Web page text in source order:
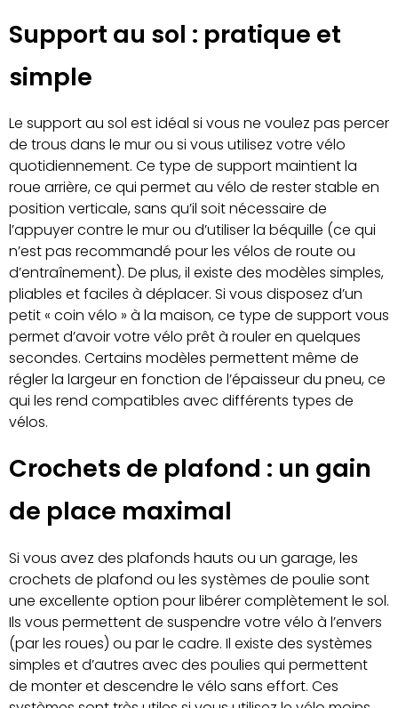
Support au sol : pratique et
simple
Le support au sol est idéal si vous ne voulez pas percer
de trous dans le mur ou si vous utilisez votre vélo
quotidiennement. Ce type de support maintient la
roue arrière, ce qui permet au vélo de rester stable en
position verticale, sans qu’il soit nécessaire de
l’appuyer contre le mur ou d’utiliser la béquille (ce qui
n’est pas recommandé pour les vélos de route ou
d’entraînement). De plus, il existe des modèles simples,
pliables et faciles à déplacer. Si vous disposez d’un
petit « coin vélo » à la maison, ce type de support vous
permet d’avoir votre vélo prêt à rouler en quelques
secondes. Certains modèles permettent même de
régler la largeur en fonction de l’épaisseur du pneu, ce
qui les rend compatibles avec différents types de
vélos.
Crochets de plafond : un gain
de place maximal
Si vous avez des plafonds hauts ou un garage, les
crochets de plafond ou les systèmes de poulie sont
une excellente option pour libérer complètement le sol.
Ils vous permettent de suspendre votre vélo à l’envers
(par les roues) ou par le cadre. Il existe des systèmes
simples et d’autres avec des poulies qui permettent
de monter et descendre le vélo sans effort. Ces